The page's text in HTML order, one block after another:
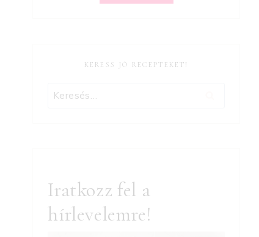
KERESS JÓ RECEPTEKET!
Keresés:
Iratkozz fel a
hírlevelemre!